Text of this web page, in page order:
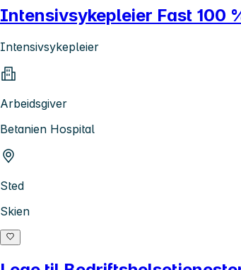
Intensivsykepleier Fast 100
Intensivsykepleier
Arbeidsgiver
Betanien Hospital
Sted
Skien